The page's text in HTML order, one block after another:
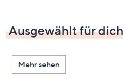
Ausgewählt für dich
Mehr sehen